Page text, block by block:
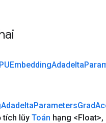
Adadelta
AdadeltaParametersGrad
tích lũy Toán hạng <Float>,